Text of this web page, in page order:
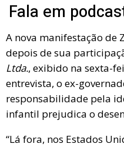
Fala em
A nova manifestação de
depois de sua
Ltda., exibido na sexta-
entrevista, o ex-
responsabilidade pela
infantil prejudica o
“Lá fora, nos Estados